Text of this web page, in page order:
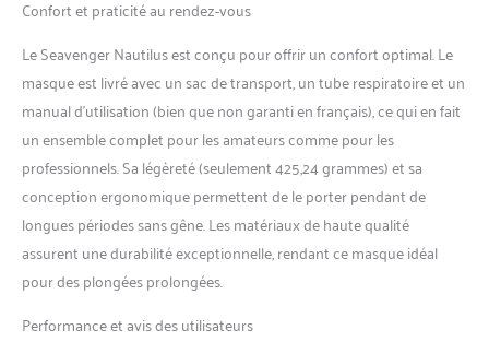
Confort et praticité au rendez-vous
Le Seavenger Nautilus est conçu pour offrir un confort optimal. Le
masque est livré avec un sac de transport, un tube respiratoire et un
manual d’utilisation (bien que non garanti en français), ce qui en fait
un ensemble complet pour les amateurs comme pour les
professionnels. Sa légèreté (seulement 425,24 grammes) et sa
conception ergonomique permettent de le porter pendant de
longues périodes sans gêne. Les matériaux de haute qualité
assurent une durabilité exceptionnelle, rendant ce masque idéal
pour des plongées prolongées.
Performance et avis des utilisateurs